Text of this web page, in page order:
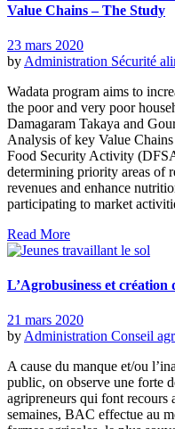
Value Chains – The Study
23 mars 2020
by Administration Sécurité
Wadata program aims to
the poor and very poor
Damagaram Takaya and
Analysis of key Value
Food Security Activity
determining priority areas of
revenues and enhance
participating to market
Read More
L’Agrobusiness et création
21 mars 2020
byAdministration Conseil
A cause du manque et/ou
public, on observe une forte
agripreneurs qui font recours
semaines, BAC effectue au